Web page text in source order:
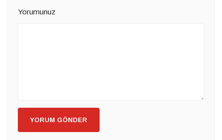
Yorumunuz
YORUM GÖNDER